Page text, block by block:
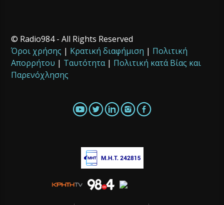
© Radio984 - All Rights Reserved
Όροι χρήσης | Κρατική διαφήμιση | Πολιτική
Απορρήτου | Ταυτότητα| Πολιτική κατά Βίας και
Παρενόχλησης